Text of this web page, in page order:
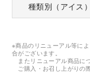
種類別（アイス）
※商品のリニューアル等に
合がございます。
またリニューアル商品に
ご購入・お召し上がりの